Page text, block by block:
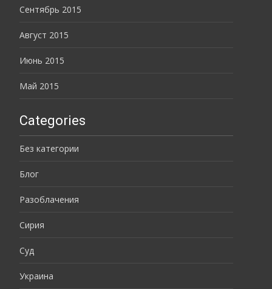
Сентябрь 2015
Август 2015
Июнь 2015
Май 2015
Categories
Без категории
Блог
Разоблачения
Сирия
Суд
Украина